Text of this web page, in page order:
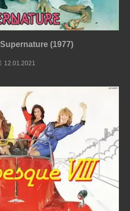
(1977)
12.01.2021